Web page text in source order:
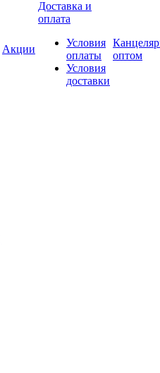
Акции
Доставка и
оплата
Условия
оплаты
Условия
доставки
оптом